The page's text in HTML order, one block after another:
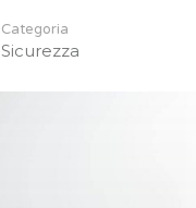
Categoria
Sicurezza